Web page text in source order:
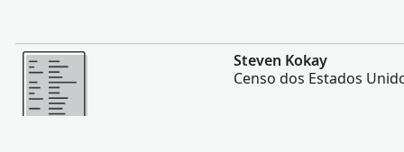
Mais
Steven Kokay
Censo dos Estados